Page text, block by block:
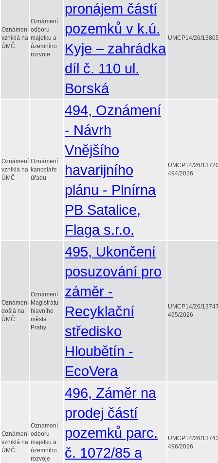
Oznámení
vzniklá na
ÚMČ
Oznámení
odboru
majetku a
územního
rozvoje
pronájem částí
pozemků v k.ú.
Kyje – zahrádka
díl č. 110 ul.
Borská
UMCP14/26/
Oznámení
vzniklá na
ÚMČ
Oznámení
kanceláře
úřadu
494, Oznámení
- Návrh
Vnějšího
havarijního
plánu - Plnírna
PB Satalice,
Flaga s.r.o.
UMCP14/26/
494/2026
Oznámení
došlá na
ÚMČ
Oznámení
Magistrátu
hlavního
města
Prahy
495, Ukončení
posuzování pro
záměr -
Recyklační
středisko
Hloubětín -
EcoVera
UMCP14/26/
495/2026
Oznámení
vzniklá na
ÚMČ
Oznámení
odboru
majetku a
územního
rozvoje
496, Záměr na
prodej částí
pozemků parc.
č. 1072/85 a
UMCP14/26/
496/2026